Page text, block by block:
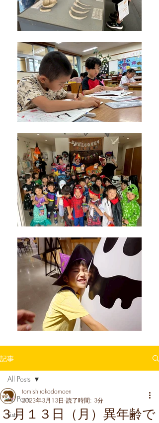
記事
All Posts
Lists
All Posts
３月１３日（月）異年齢で
tomishirokodomoen
2023年3月13日 読了時間: 3分